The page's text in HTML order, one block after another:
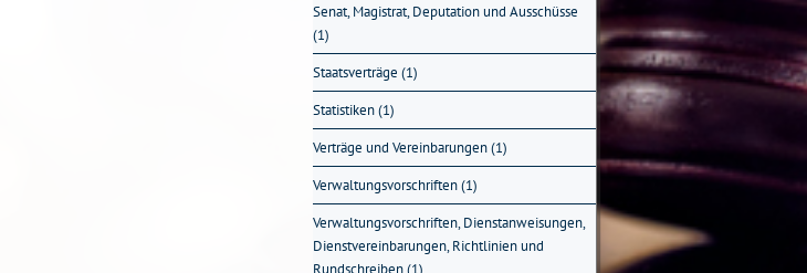
Senat, Magistrat, Deputation und Ausschüsse
(1)
Staatsverträge (1)
Statistiken (1)
Verträge und Vereinbarungen (1)
Verwaltungsvorschriften (1)
Verwaltungsvorschriften, Dienstanweisungen,
Dienstvereinbarungen, Richtlinien und
Rundschreiben (1)